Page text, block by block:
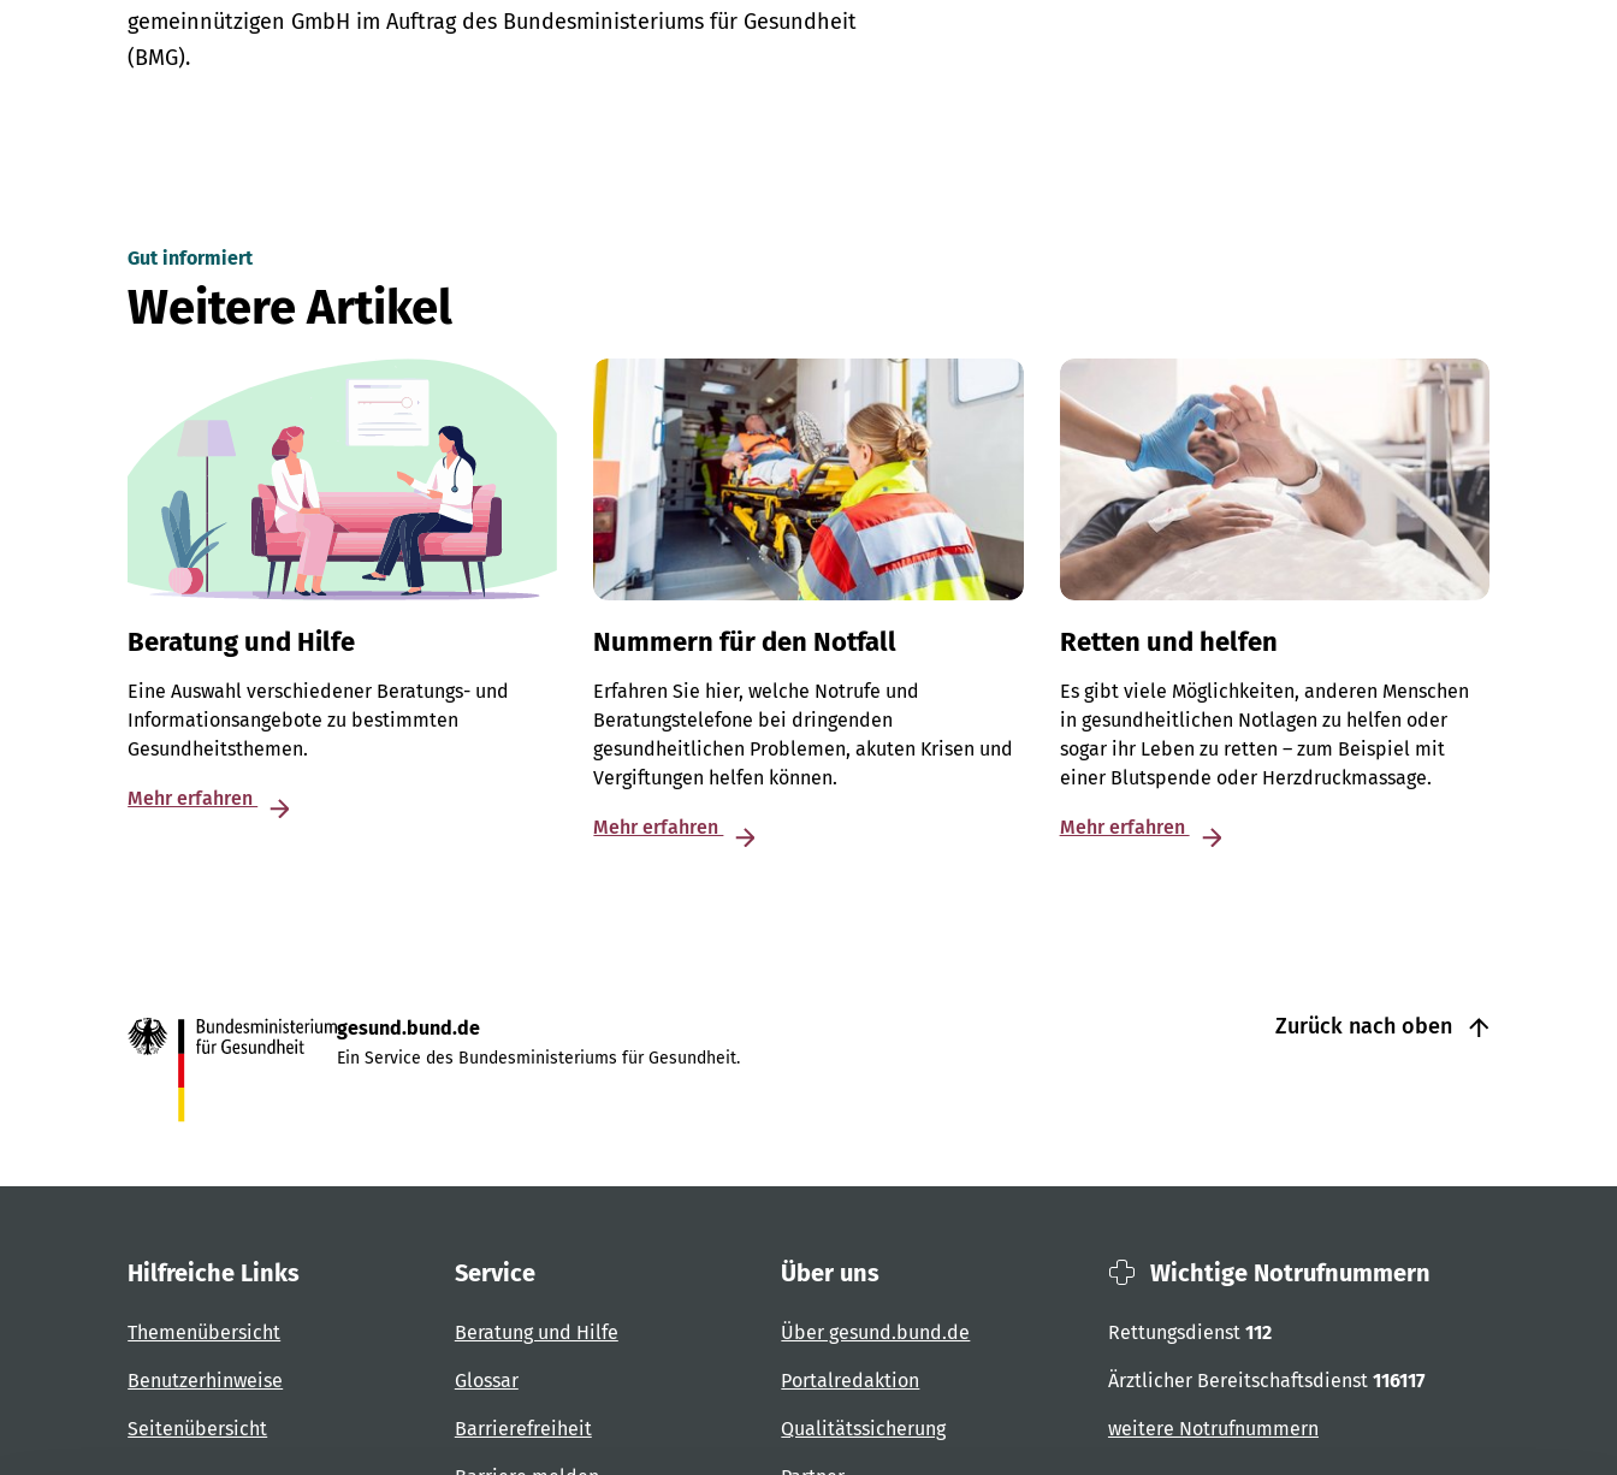
gemeinnützigen GmbH im Auftrag des Bundesministeriums für Gesundheit
(BMG).
Gut informiert
Weitere Artikel
Beratung und Hilfe
Eine Auswahl verschiedener Beratungs- und
Informationsangebote zu bestimmten
Gesundheitsthemen.
Mehr erfahren
Nummern für den Notfall
Erfahren Sie hier, welche Notrufe und
Beratungstelefone bei dringenden
gesundheitlichen Problemen, akuten Krisen und
Vergiftungen helfen können.
Mehr erfahren
Retten und helfen
Es gibt viele Möglichkeiten, anderen Menschen
in gesundheitlichen Notlagen zu helfen oder
sogar ihr Leben zu retten – zum Beispiel mit
einer Blutspende oder Herzdruckmassage.
Mehr erfahren
Zurück nach oben
gesund.bund.de
Ein Service des Bundesministeriums für Gesundheit.
Hilfreiche Links
Themenübersicht
Benutzerhinweise
Seitenübersicht
Service
Beratung und Hilfe
Glossar
Barrierefreiheit
Über uns
Über gesund.bund.de
Portalredaktion
Qualitätssicherung
Wichtige Notrufnummern
Rettungsdienst 112
Ärztlicher Bereitschaftsdienst 116117
weitere Notrufnummern